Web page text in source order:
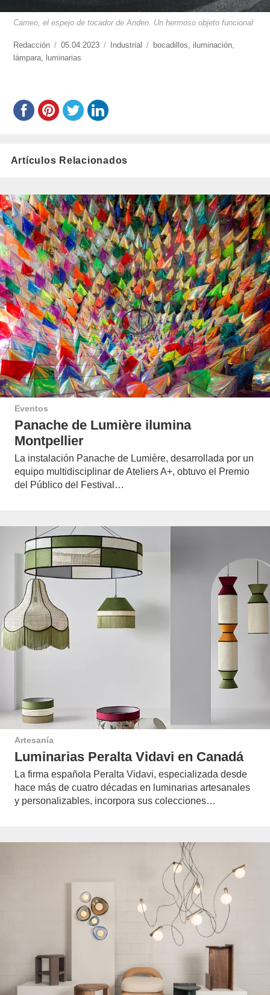
Cameo, el espejo de tocador de Anden. Un hermoso objeto funcional
https://www.experimenta.es/author/redaccion/
Redacción
Publicado
el
05.04.2023 Categorías
Industrial Etiquetas
bocadillos iluminación
lámpara luminarias
Artículos Relacionados
Eventos
Panache de Lumière ilumina
Montpellier
La instalación Panache de Lumière, desarrollada por un
equipo multidisciplinar de Ateliers A+, obtuvo el Premio
del Público del Festival…
Artesanía
Luminarias Peralta Vidavi en Canadá
La firma española Peralta Vidavi, especializada desde
hace más de cuatro décadas en luminarias artesanales
y personalizables, incorpora sus colecciones…